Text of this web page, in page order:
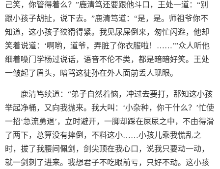
己笑，你管得着么？”鹿清笃还要跟他斗口，王处一道：“别
跟小孩子胡扯，说下去。”鹿清笃道：“是，是。师祖爷你不
知道，这小孩子狡猾得紧。我见尿屎倒来，匆忙闪避，他却
笑着说道：‘啊哟，道爷，弄脏了你衣服啦！……’”众人听他
细着嗓门学杨过说话，语音不伦不类，都是暗暗好笑。王处
一皱起了眉头，暗骂这徒孙在外人面前丢人现眼。
鹿清笃续道：“弟子自然着恼，冲过去要打，那知这小孩
举起净桶，又向我抛来。我大叫：‘小杂种，你干什么？’忙使
一招‘急流勇退’，立时避开，一脚却踩在屎尿之中，不由得滑
了两下，总算没有摔倒，不料这小……小孩儿乘我慌乱之
时，拔了我腰间佩剑，剑尖顶在我心口，说我只要动一动，
就一剑刺了进来。我想君子不吃眼前亏，只好不动。这小孩